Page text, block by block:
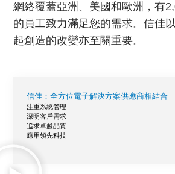
網絡覆蓋亞洲、美國和歐洲，有
的員工致力滿足您的需求。信佳
起創造的改變亦至關重要。
信佳：全方位電子解決方案供應商相結合
注重系統管理
深明客戶需求
追求卓越品質
應用領先科技